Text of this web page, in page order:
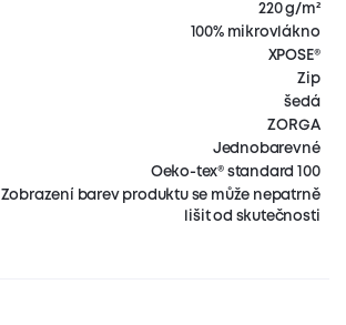
220 g/m²
100% mikrovlákno
XPOSE®
Zip
šedá
ZORGA
Jednobarevné
Oeko-tex® standard 100
Zobrazení barev produktu se může nepatrně
lišit od skutečnosti